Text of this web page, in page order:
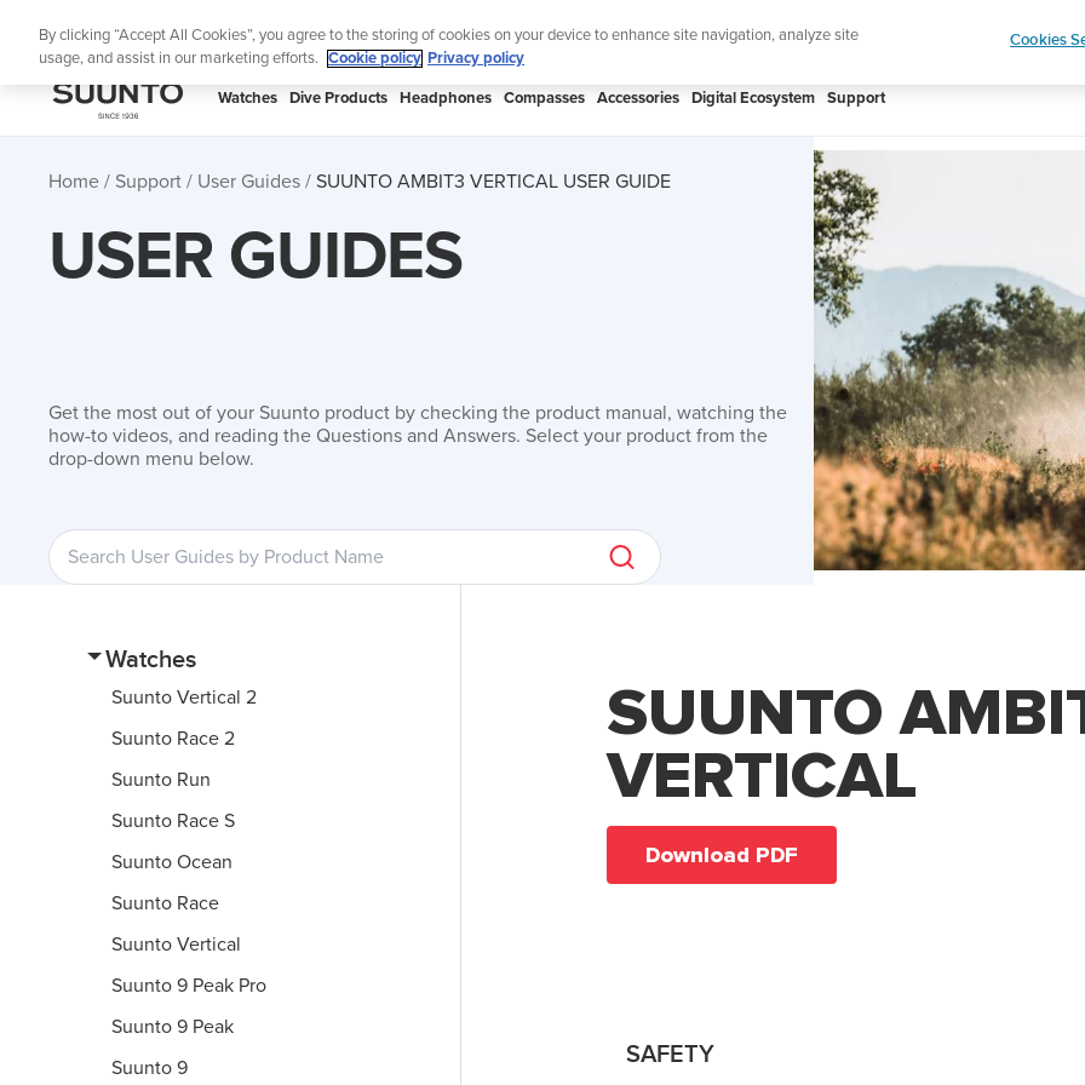
Lightweight sports watch designed for runners Shop
SUUNTO
Watches Dive Products Headphones Compasses Accessories Digital Ecosystem Support
Home Support User Guides SUUNTO AMBIT3 VERTICAL USER GUIDE
USER GUIDES
Get the most out of your Suunto product by checking the product manual, watching the
how-to videos, and reading the Questions and Answers. Select your product from the
drop-down menu below.
Watches
Suunto Vertical 2
Suunto Race 2
Suunto Run
Suunto Race S
Suunto Ocean
Suunto Race
Suunto Vertical
Suunto 9 Peak Pro
Suunto 9 Peak
Suunto 9
SUUNTO
VERTICAL
Download PDF
SAFETY
By clicking “Accept All Cookies”, you agree to the storing of cookies on your device to enhance site navigation, analyze site
usage, and assist in our marketing efforts.
Cookie policy Privacy policy
Cookies